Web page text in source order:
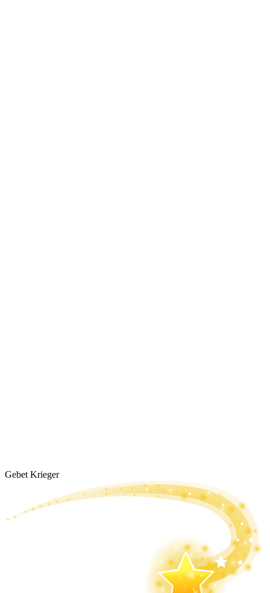
Gebet Krieger